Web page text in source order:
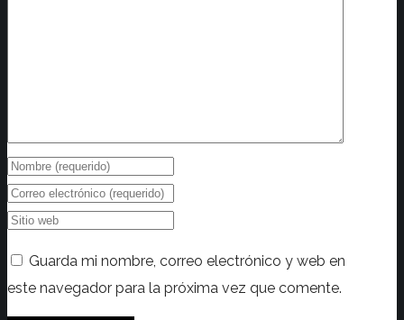
Guarda mi nombre, correo electrónico y web en
este navegador para la próxima vez que comente.